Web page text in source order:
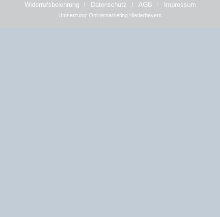
Widerrufsbelehrung Datenschutz AGB Impressum
Umsetzung: Onlinemarketing Niederbayern